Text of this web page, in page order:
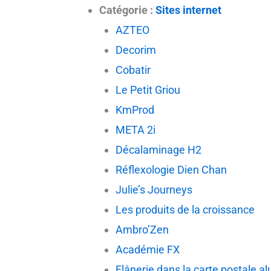
Catégorie : Sites internet
AZTEO
Decorim
Cobatir
Le Petit Griou
KmProd
META 2i
Décalaminage H2
Réflexologie Dien Chan
Julie’s Journeys
Les produits de la croissance
Ambro’Zen
Académie FX